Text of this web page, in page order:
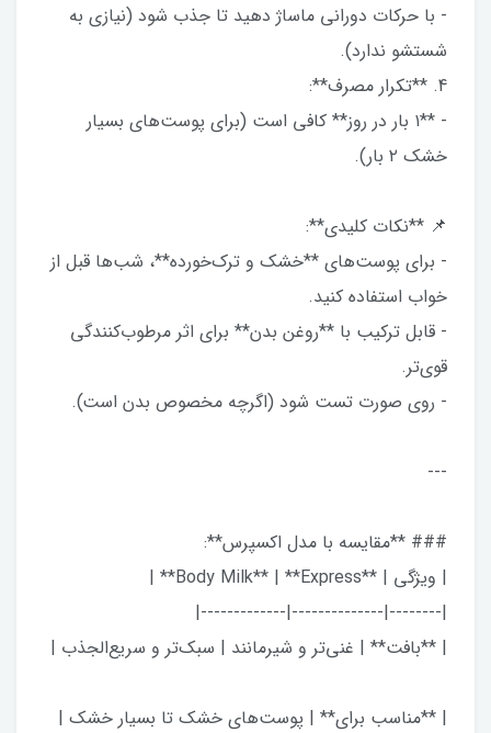
- با حرکات دورانی ماساژ دهید تا جذب شود (نیازی به
شستشو ندارد).
4. **تکرار مصرف**:
- **۱ بار در روز** کافی است (برای پوست‌های بسیار
خشک ۲ بار).
📌 **نکات کلیدی**:
- برای پوست‌های **خشک و ترک‌خورده**، شب‌ها قبل از
خواب استفاده کنید.
- قابل ترکیب با **روغن بدن** برای اثر مرطوب‌کنندگی
قوی‌تر.
- روی صورت تست شود (اگرچه مخصوص بدن است).
---
### **مقایسه با مدل اکسپرس**:
| ویژگی | **Body Milk** | **Express** |
|--------|--------------|-------------|
| **بافت** | غنی‌تر و شیرمانند | سبک‌تر و سریع‌الجذب |
| **مناسب برای** | پوست‌های خشک تا بسیار خشک |